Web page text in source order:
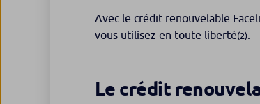
Avec le crédit renouvelable
vous utilisez en toute liberté(2)
Le crédit